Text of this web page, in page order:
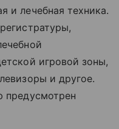
и лечебная техника.
игровой зоны,
и другое.
предусмотрен